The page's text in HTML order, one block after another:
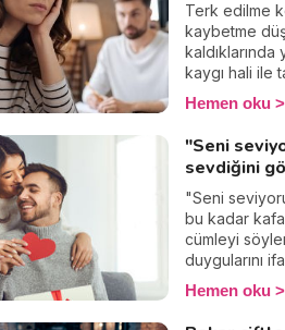
Terk edilme
kaybetme
kaldıklarında
kaygı hali ile
bile bunu
tartışmasız
yaşayan
davranış ve
sergileme
hem kişi
açısından
Hemen oku
"Seni
sevdiğini
"Seni
bu kadar
cümleyi
duygularını
var. Gün
ve
işte oralarda
Hemen oku